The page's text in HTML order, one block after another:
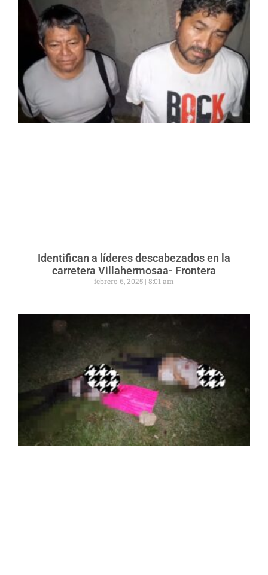
Identifican a líderes descabezados en la
carretera Villahermosaa- Frontera
febrero 6, 2025 8:01 am